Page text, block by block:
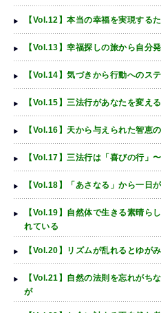
【Vol.12】本当の幸福を実現する
【Vol.13】幸福探しの旅から自分
【Vol.14】気づきから行動へのス
【Vol.15】三法行があなたを変える
【Vol.16】天から与えられた智恵
【Vol.17】三法行は「喜びの行」
【Vol.18】「あさなる」から一日
【Vol.19】自然体で生きる素晴ら
れている
【Vol.20】リズムが乱れるとゆが
【Vol.21】自然の法則を忘れがち
が